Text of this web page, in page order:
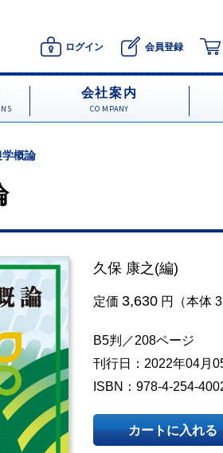
ログイン 会員登録
会社案内
COMPANY
学概論
久保 康之 (編)
定価 3,630 円（本体
B5判／208ページ
刊行日：2022年04月
ISBN：978-4-254-
カートに入れる